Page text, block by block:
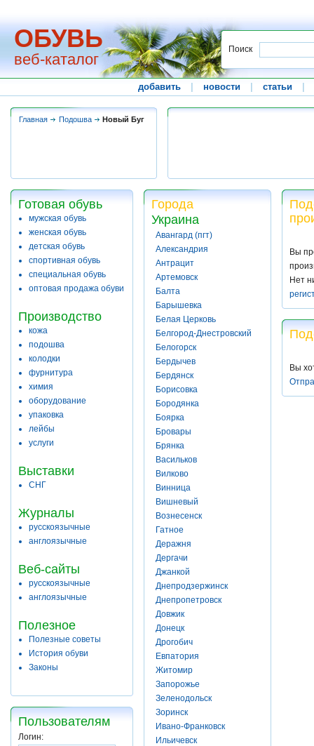
ОБУВЬ
веб-каталог
Поиск
добавить новости статьи
Главная Подошва Новый Буг
Готовая обувь
мужская обувь
женская обувь
детская обувь
спортивная обувь
специальная обувь
оптовая продажа обуви
Производство
кожа
подошва
колодки
фурнитура
химия
оборудование
упаковка
лейбы
услуги
Выставки
СНГ
Журналы
русскоязычные
англоязычные
Веб-сайты
русскоязычные
англоязычные
Полезное
Полезные советы
История обуви
Законы
Пользователям
Логин:
Города
Украина
Авангард (пгт)
Александрия
Антрацит
Артемовск
Балта
Барышевка
Белая Церковь
Белгород-Днестровский
Белогорск
Бердычев
Бердянск
Борисовка
Бородянка
Боярка
Бровары
Брянка
Васильков
Вилково
Винница
Вишневый
Вознесенск
Гатное
Деражня
Дергачи
Джанкой
Днепродзержинск
Днепропетровск
Довжик
Донецк
Дрогобич
Евпатория
Житомир
Запорожье
Зеленодольск
Зоринск
Ивано-Франковск
Ильичевск
Вы
Нет
Вы